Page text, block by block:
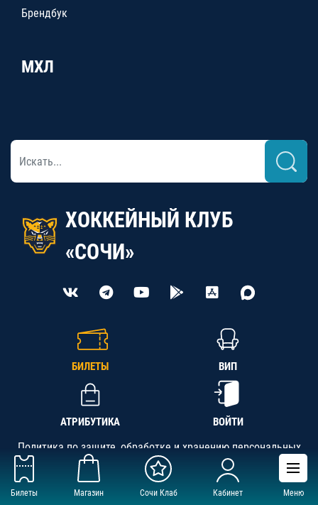
Билеты Магазин Сочи Клаб Кабинет Меню
Брендбук
МХЛ
ХОККЕЙНЫЙ КЛУБ
«СОЧИ»
БИЛЕТЫ ВИП
АТРИБУТИКА ВОЙТИ
Политика по защите, обработке и хранению персональных
данных
АНО «СК «Кубань-Регион», ОГРН 1142300002349,